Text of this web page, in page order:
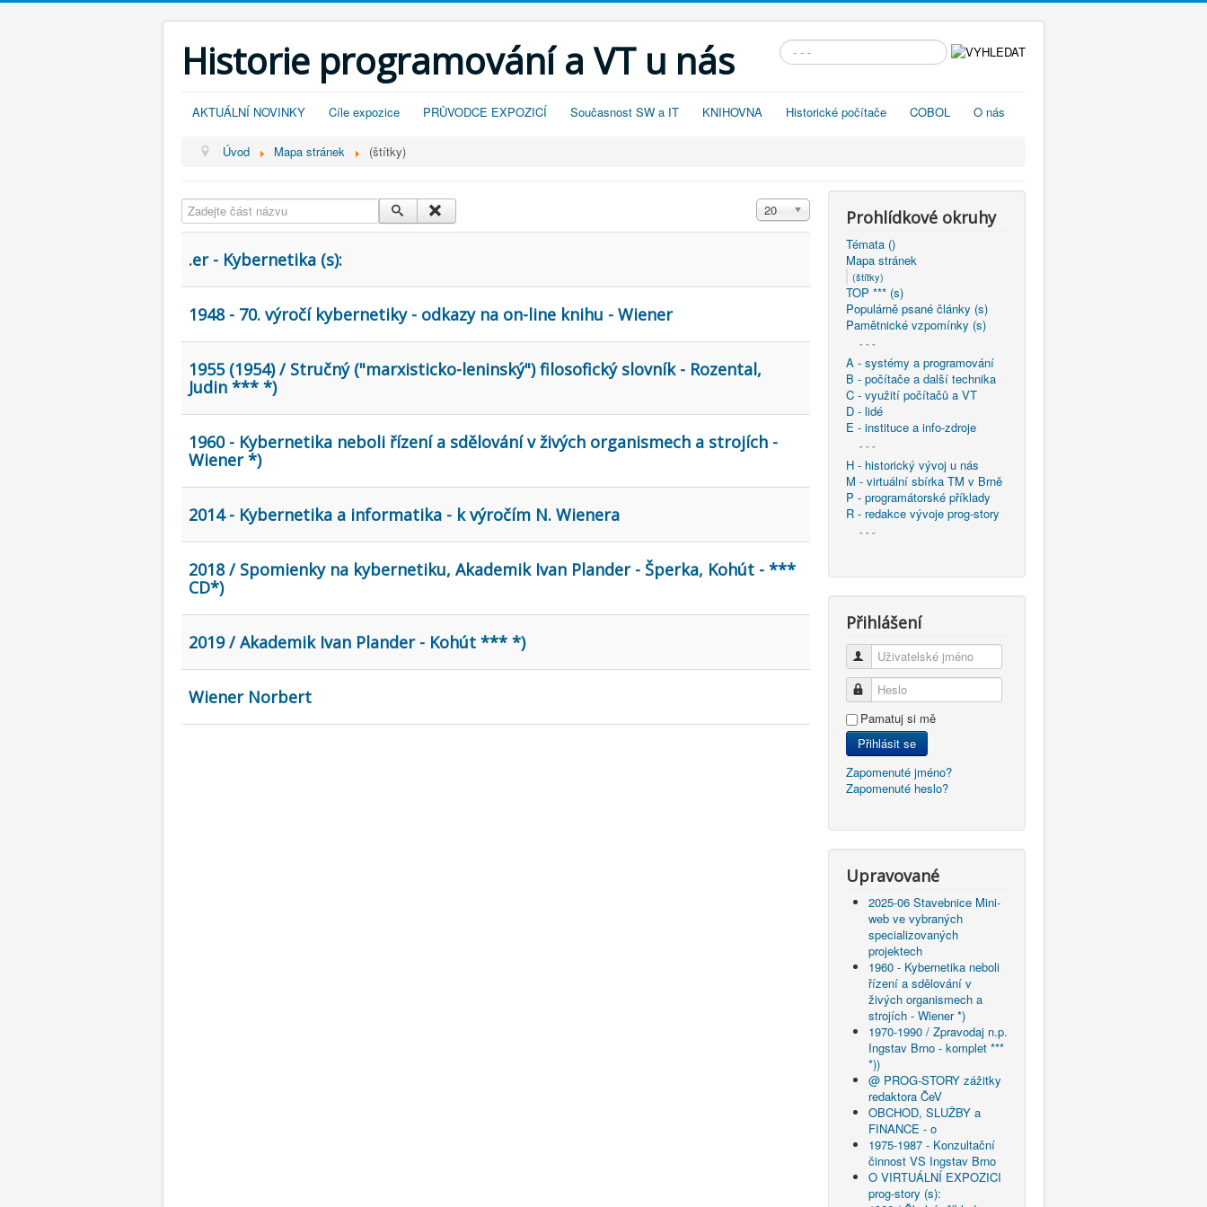
Historie programování a VT u nás Vyhledávání...
AKTUÁLNÍ NOVINKY Cíle expozice PRŮVODCE EXPOZICÍ Současnost SW a IT KNIHOVNA Historické počítače COBOL O nás
Úvod Mapa stránek (štítky)
Zadejte část názvu Zobrazit
20
.er - Kybernetika (s):
1948 - 70. výročí kybernetiky - odkazy na on-line knihu - Wiener
1955 (1954) / Stručný ("marxisticko-leninský") filosofický slovník - Rozental,
Judin *** *)
1960 - Kybernetika neboli řízení a sdělování v živých organismech a strojích -
Wiener *)
2014 - Kybernetika a informatika - k výročím N. Wienera
2018 / Spomienky na kybernetiku, Akademik Ivan Plander - Šperka, Kohút - ***
CD*)
2019 / Akademik Ivan Plander - Kohút *** *)
Wiener Norbert
Prohlídkové okruhy
Témata ()
Mapa stránek
(štítky)
TOP *** (s)
Populárně psané články (s)
Pamětnické vzpomínky (s)
- - -
A - systémy a programování
B - počítače a další technika
C - využití počítačů a VT
D - lidé
E - instituce a info-zdroje
- - -
H - historický vývoj u nás
M - virtuální sbírka TM v Brně
P - programátorské příklady
R - redakce vývoje prog-story
- - -
Přihlášení
Uživatelské jméno
Heslo
Pamatuj si mě
Přihlásit se
Zapomenuté jméno?
Zapomenuté heslo?
Upravované
2025-06 Stavebnice Mini-
web ve vybraných
specializovaných
projektech
1960 - Kybernetika neboli
řízení a sdělování v
živých organismech a
strojích - Wiener *)
1970-1990 / Zpravodaj n.p.
Ingstav Brno - komplet ***
*))
@ PROG-STORY zážitky
redaktora ČeV
OBCHOD, SLUŽBY a
FINANCE - o
1975-1987 - Konzultační
činnost VS Ingstav Brno
O VIRTUÁLNÍ EXPOZICI
prog-story (s):